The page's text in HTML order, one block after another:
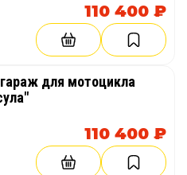
110 400 ₽
для мотоцикла
110 400 ₽